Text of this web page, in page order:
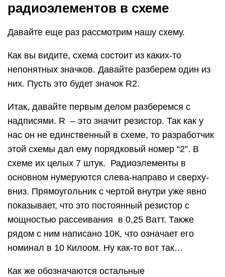
радиоэлементов в схеме
Давайте еще раз рассмотрим нашу схему.
Как вы видите, схема состоит из каких-то
непонятных значков. Давайте разберем один из
них. Пусть это будет значок R2.
Итак, давайте первым делом разберемся с
надписями. R – это значит резистор. Так как у
нас он не единственный в схеме, то разработчик
этой схемы дал ему порядковый номер “2”. В
схеме их целых 7 штук. Радиоэлементы в
основном нумеруются слева-направо и сверху-
вниз. Прямоугольник с чертой внутри уже явно
показывает, что это постоянный резистор с
мощностью рассеивания в 0,25 Ватт. Также
рядом с ним написано 10К, что означает его
номинал в 10 Килоом. Ну как-то вот так…
Как же обозначаются остальные